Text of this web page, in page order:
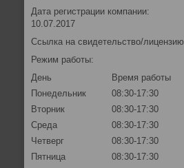
Дата регистрации компании:
10.07.2017
Ссылка на свидетельство/лицензию
Режим работы:
День
Время работы
Понедельник
08:30-17:30
Вторник
08:30-17:30
Среда
08:30-17:30
Четверг
08:30-17:30
Пятница
08:30-17:30